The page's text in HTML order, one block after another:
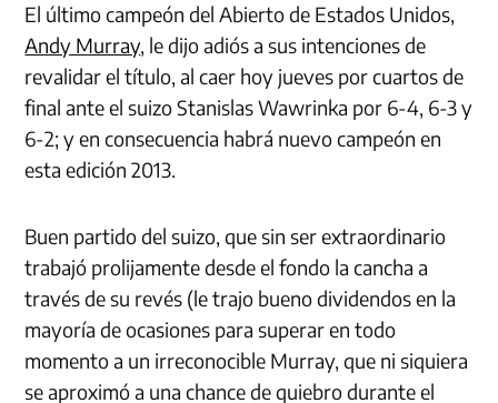
El último campeón del Abierto de Estados Unidos,
Andy Murray, le dijo adiós a sus intenciones de
revalidar el título, al caer hoy jueves por cuartos de
final ante el suizo Stanislas Wawrinka por 6-4, 6-3 y
6-2; y en consecuencia habrá nuevo campeón en
esta edición 2013.
Buen partido del suizo, que sin ser extraordinario
trabajó prolijamente desde el fondo la cancha a
través de su revés (le trajo bueno dividendos en la
mayoría de ocasiones para superar en todo
momento a un irreconocible Murray, que ni siquiera
se aproximó a una chance de quiebro durante el